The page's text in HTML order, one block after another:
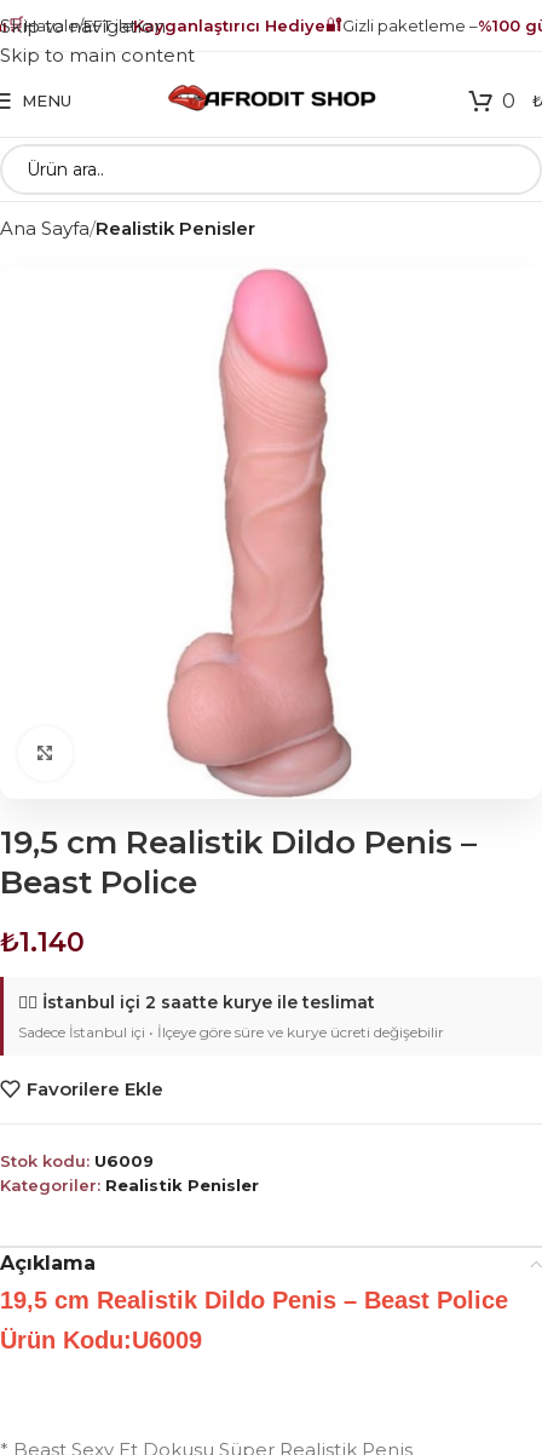
Havale/EFT ileKayganlaştırıcı Hediye🔐Gizli paketleme – %100
Skip to navigation
Skip to main content
MENU 0 ₺
Ana Sayfa Realistik Penisler
Click to enlarge
19,5 cm Realistik Dildo Penis –
Beast Police
₺1.140
🚴‍♂️ İstanbul içi 2 saatte kurye ile teslimat
Sadece İstanbul içi • İlçeye göre süre ve kurye ücreti değişebilir
Favorilere Ekle
Stok kodu: U6009
Kategoriler: Realistik Penisler
Açıklama
19,5 cm Realistik Dildo Penis – Beast Police
Ürün Kodu:U6009
* Beast Sexy Et Dokusu Süper Realistik Penis